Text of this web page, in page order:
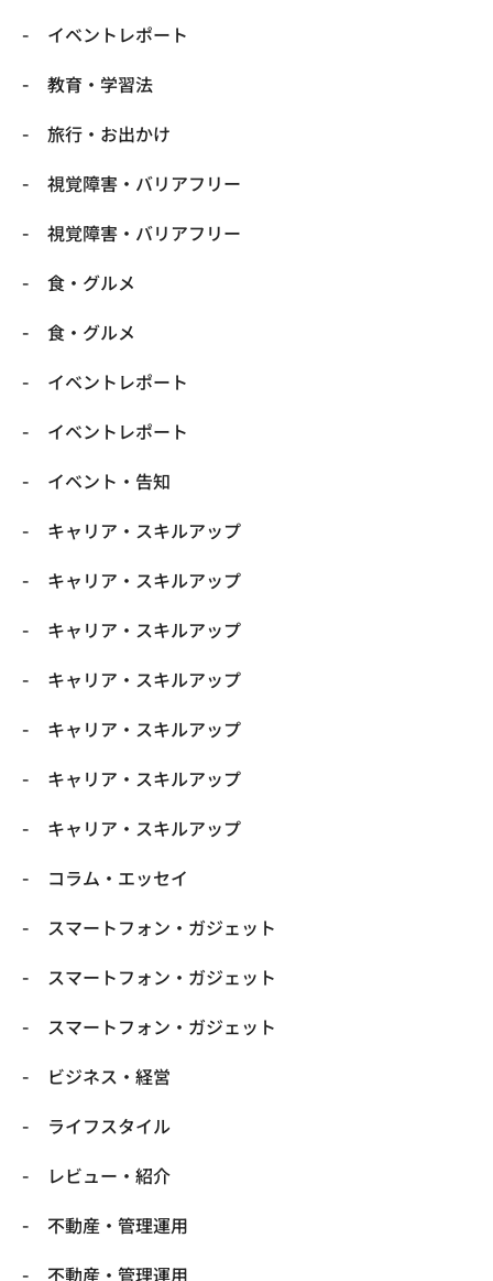
​イベントレポート
​教育・学習法
​旅行・お出かけ
​視覚障害・バリアフリー
​視覚障害・バリアフリー
​食・グルメ
​食・グルメ
イベントレポート
イベントレポート
イベント・告知
キャリア・スキルアップ
キャリア・スキルアップ
キャリア・スキルアップ
キャリア・スキルアップ
キャリア・スキルアップ
キャリア・スキルアップ
キャリア・スキルアップ
コラム・エッセイ
スマートフォン・ガジェット
スマートフォン・ガジェット
スマートフォン・ガジェット
ビジネス・経営
ライフスタイル
レビュー・紹介
不動産・管理運用
不動産・管理運用